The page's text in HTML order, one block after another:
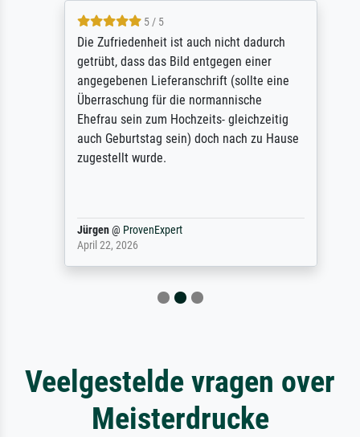
5 / 5
Die Zufriedenheit ist auch nicht dadurch
getrübt, dass das Bild entgegen einer
angegebenen Lieferanschrift (sollte eine
Überraschung für die normannische
Ehefrau sein zum Hochzeits- gleichzeitig
auch Geburtstag sein) doch nach zu Hause
zugestellt wurde.
Jürgen@ProvenExpert
April 22, 2026
Veelgestelde vragen over
Meisterdrucke